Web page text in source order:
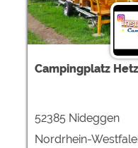
Campingplatz
52385 Nideggen
Nordrhein-